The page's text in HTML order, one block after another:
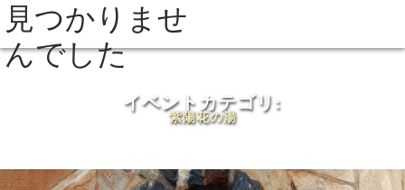
イベントカテゴリ:
紫陽花の湯
見つかりませ
んでした